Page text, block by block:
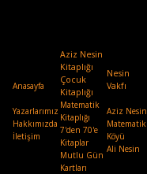
Anasayfa
Yazarlarımız
Hakkımızda
İletişim
Aziz Nesin
Kitaplığı
Çocuk
Kitaplığı
Matematik
Kitaplığı
7'den 70'e
Kitaplar
Mutlu Gün
Kartları
Nesin
Vakfı
Aziz Nesin
Matematik
Köyü
Ali Nesin